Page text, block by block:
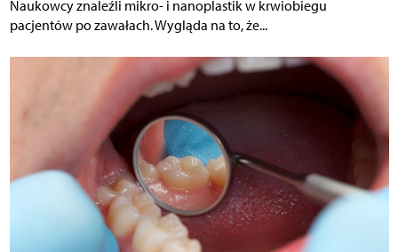
Naukowcy znaleźli mikro- i nanoplastik w krwiobiegu
pacjentów po zawałach. Wygląda na to, że...